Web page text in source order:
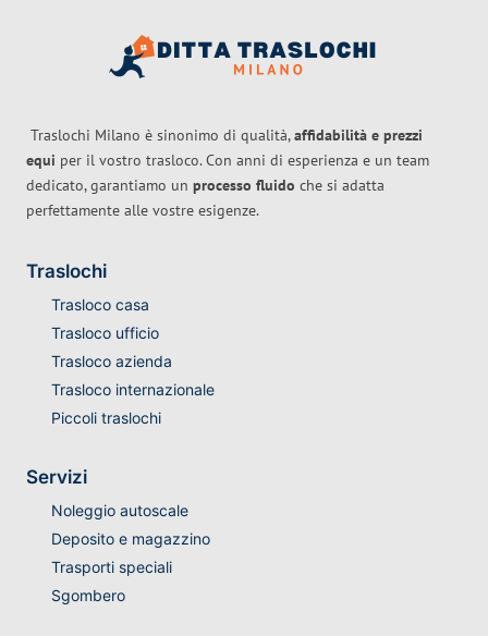
Traslochi Milano è sinonimo di qualità,affidabilità e prezzi
equi per il vostro trasloco. Con anni di esperienza e un team
dedicato, garantiamo un processo fluido che si adatta
perfettamente alle vostre esigenze.
Traslochi
Trasloco casa
Trasloco ufficio
Trasloco azienda
Trasloco internazionale
Piccoli traslochi
Servizi
Noleggio autoscale
Deposito e magazzino
Trasporti speciali
Sgombero